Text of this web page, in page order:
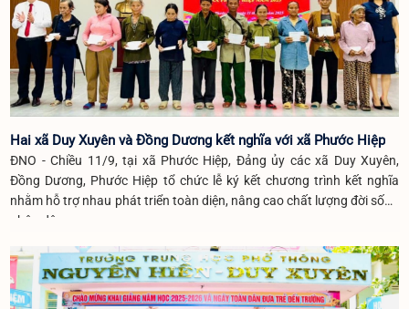
Hai xã Duy Xuyên và Đồng Dương kết nghĩa với xã Phước Hiệp
ĐNO - Chiều 11/9, tại xã Phước Hiệp, Đảng ủy các xã Duy Xuyên,
Đồng Dương, Phước Hiệp tổ chức lễ ký kết chương trình kết nghĩa
nhằm hỗ trợ nhau phát triển toàn diện, nâng cao chất lượng đời sống
nhân dân.